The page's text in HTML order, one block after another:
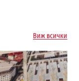
Виж всички